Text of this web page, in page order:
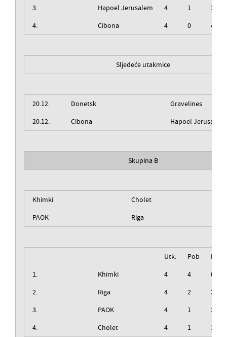
3. Hapoel Jerusalem 4 1
3
4.
Cibona 4 0 4
Sljedeće utakmice
20.12. Donetsk
Gravelines
20.12.
Cibona Hapoel Jerusalem
Skupina B
Khimki
Cholet
PAOK
Riga
Utk. Pob
Izg
1.
Khimki 4 4
0
2.
Riga 4 2
2
3.
PAOK 4 1
3
4.
Cholet 4 1 3